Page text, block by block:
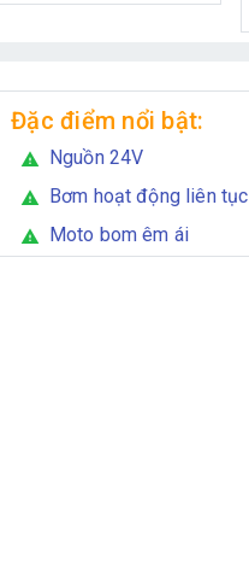
Đã bán: 320
Đặc điểm nổi bật:
warning Nguồn 24V
warning Bơm hoạt động liên tục
warning Moto bom êm ái